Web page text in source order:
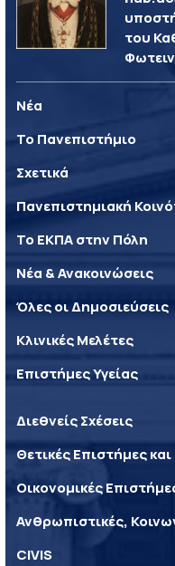
του
Νέα
Το Πανεπιστήμιο
Σχετικά
Πανεπιστημιακή
Το ΕΚΠΑ στην Πόλη
Νέα & Ανακοινώσεις
Όλες οι Δημοσιεύσεις
Κλινικές Μελέτες
Επιστήμες Υγείας
Διεθνείς Σχέσεις
Θετικές Επιστήμες
Οικονομικές
Ανθρωπιστικές,
CIVIS